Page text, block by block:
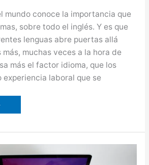
mundo conoce la importancia que
sobre todo el inglés. Y es que
lenguas abre puertas allá
más, muchas veces a la hora de
más el factor idioma, que los
experiencia laboral que se